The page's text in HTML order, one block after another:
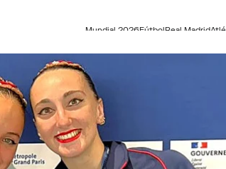
Mundial 2026FútbolReal Madrid